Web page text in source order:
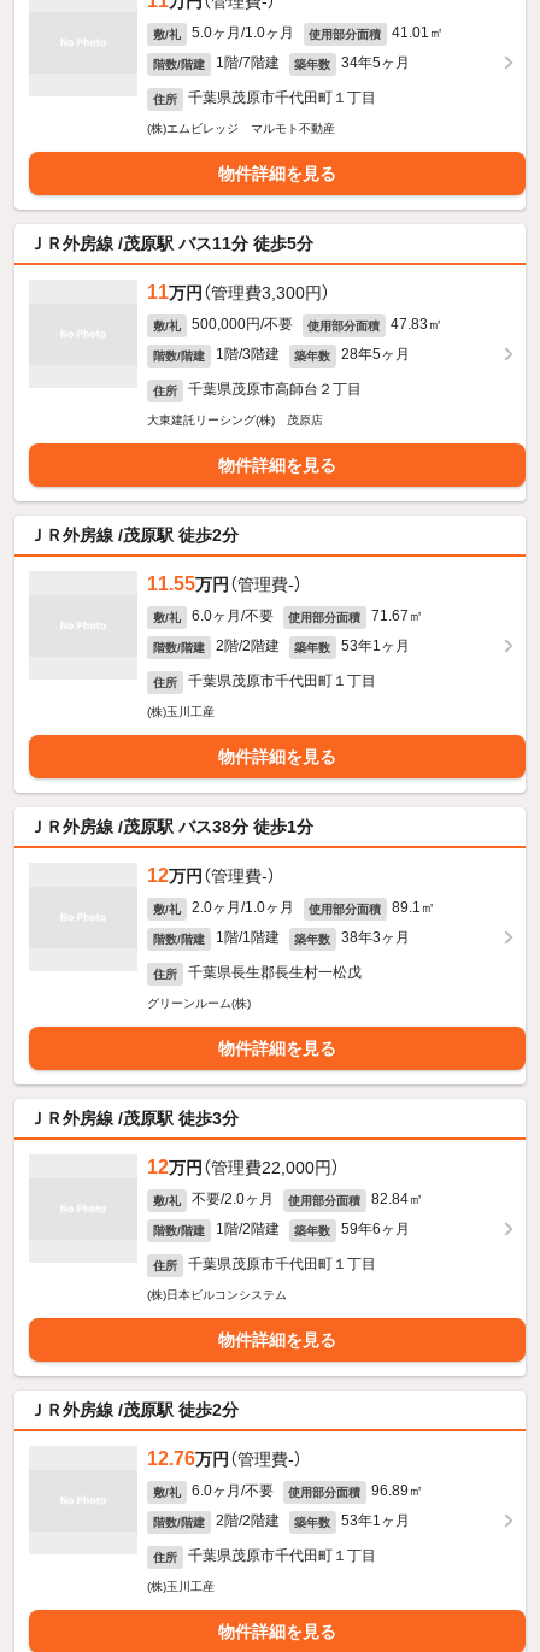
敷/礼 5.0ヶ月/1.0ヶ月 使用部分面積 41.01㎡
階数/階建 1階/7階建 築年数 34年5ヶ月
住所 千葉県茂原市千代田町１丁目
(株)エムビレッジ マルモト不動産
物件詳細を見る
ＪＲ外房線 /茂原駅 バス11分 徒歩5分
11万円 （管理費3,300円）
敷/礼 500,000円/不要 使用部分面積 47.83㎡
階数/階建 1階/3階建 築年数 28年5ヶ月
住所 千葉県茂原市高師台２丁目
大東建託リーシング(株) 茂原店
物件詳細を見る
ＪＲ外房線 /茂原駅 徒歩2分
11.55万円 （管理費-）
敷/礼 6.0ヶ月/不要 使用部分面積 71.67㎡
階数/階建 2階/2階建 築年数 53年1ヶ月
住所 千葉県茂原市千代田町１丁目
(株)玉川工産
物件詳細を見る
ＪＲ外房線 /茂原駅 バス38分 徒歩1分
12万円 （管理費-）
敷/礼 2.0ヶ月/1.0ヶ月 使用部分面積 89.1㎡
階数/階建 1階/1階建 築年数 38年3ヶ月
住所 千葉県長生郡長生村一松戊
グリーンルーム(株)
物件詳細を見る
ＪＲ外房線 /茂原駅 徒歩3分
12万円 （管理費22,000円）
敷/礼 不要/2.0ヶ月 使用部分面積 82.84㎡
階数/階建 1階/2階建 築年数 59年6ヶ月
住所 千葉県茂原市千代田町１丁目
(株)日本ビルコンシステム
物件詳細を見る
ＪＲ外房線 /茂原駅 徒歩2分
12.76万円 （管理費-）
敷/礼 6.0ヶ月/不要 使用部分面積 96.89㎡
階数/階建 2階/2階建 築年数 53年1ヶ月
住所 千葉県茂原市千代田町１丁目
(株)玉川工産
物件詳細を見る